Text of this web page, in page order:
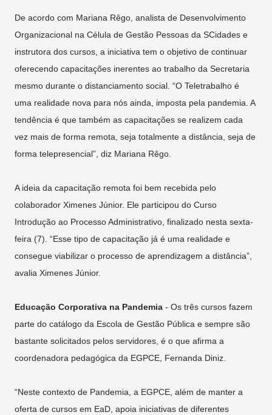
De acordo com Mariana Rêgo, analista de Desenvolvimento
Organizacional na Célula de Gestão Pessoas da SCidades e
instrutora dos cursos, a iniciativa tem o objetivo de continuar
oferecendo capacitações inerentes ao trabalho da Secretaria
mesmo durante o distanciamento social. “O Teletrabalho é
uma realidade nova para nós ainda, imposta pela pandemia. A
tendência é que também as capacitações se realizem cada
vez mais de forma remota, seja totalmente a distância, seja de
forma telepresencial”, diz Mariana Rêgo.
A ideia da capacitação remota foi bem recebida pelo
colaborador Ximenes Júnior. Ele participou do Curso
Introdução ao Processo Administrativo, finalizado nesta sexta-
feira (7). “Esse tipo de capacitação já é uma realidade e
consegue viabilizar o processo de aprendizagem a distância”,
avalia Ximenes Júnior.
Educação Corporativa na Pandemia - Os três cursos fazem
parte do catálogo da Escola de Gestão Pública e sempre são
bastante solicitados pelos servidores, é o que afirma a
coordenadora pedagógica da EGPCE, Fernanda Diniz.
“Neste contexto de Pandemia, a EGPCE, além de manter a
oferta de cursos em EaD, apoia iniciativas de diferentes